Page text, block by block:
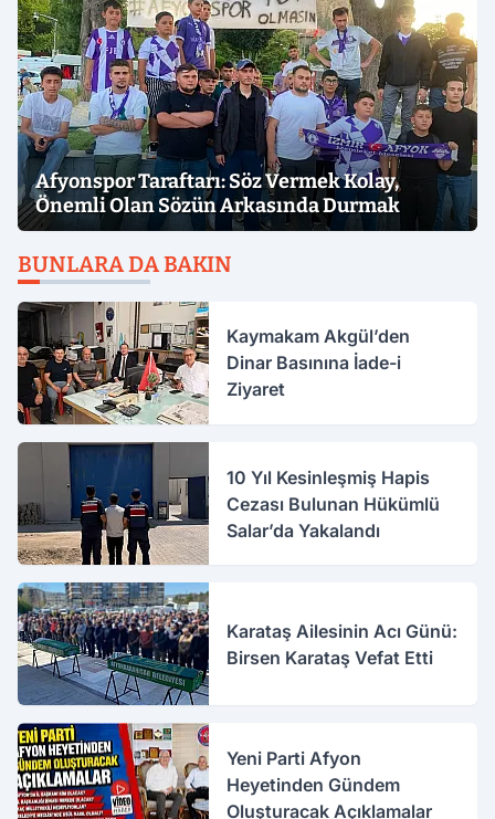
Afyonspor Taraftarı: Söz Vermek Kolay,
Önemli Olan Sözün Arkasında Durmak
BUNLARA DA BAKIN
Kaymakam Akgül’den
Dinar Basınına İade-i
Ziyaret
10 Yıl Kesinleşmiş Hapis
Cezası Bulunan Hükümlü
Salar’da Yakalandı
Karataş Ailesinin Acı Günü:
Birsen Karataş Vefat Etti
Yeni Parti Afyon
Heyetinden Gündem
Oluşturacak Açıklamalar